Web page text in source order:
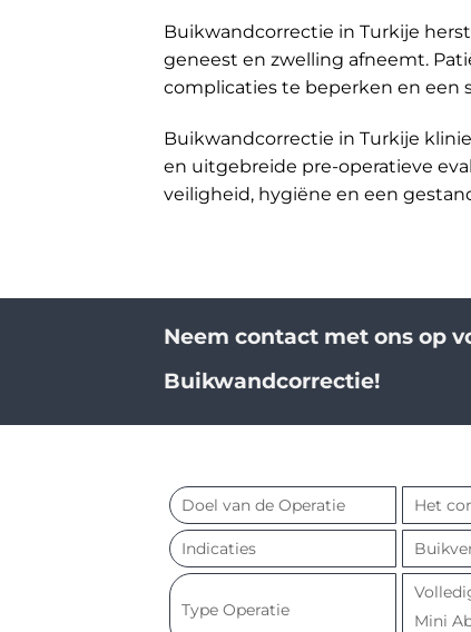
Buikwandcorrectie in Turkije
geneest en zwelling afneemt.
complicaties te beperken en een
Buikwandcorrectie in Turkije
en uitgebreide pre-operatieve
veiligheid, hygiëne en een
Neem contact met ons op
Buikwandcorrectie!
Doel van de Operatie Het
Indicaties
Type Operatie
Mini